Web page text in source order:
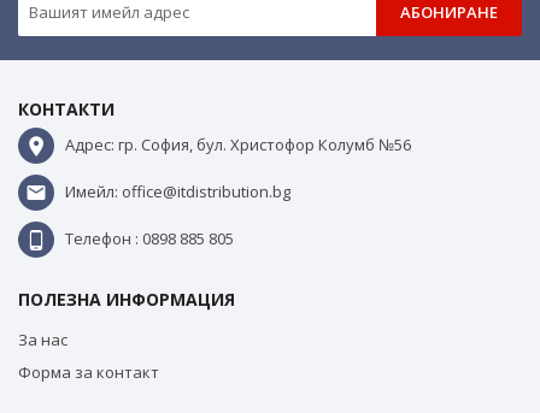
АБОНИРАНЕ
КОНТАКТИ
Адрес: гр. София, бул. Христофор Колумб №56
Имейл: office@itdistribution.bg
Телефон : 0898 885 805
ПОЛЕЗНА ИНФОРМАЦИЯ
За нас
Форма за контакт